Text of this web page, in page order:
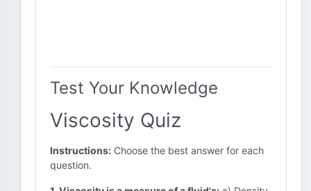
Test Your Knowledge
Viscosity Quiz
Instructions: Choose the best answer for each
question.